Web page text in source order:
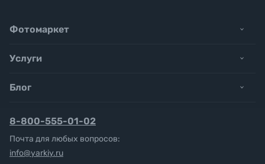
Фотомаркет
Услуги
Блог
8-800-555-01-02
Почта для любых вопросов:
info@yarkiy.ru